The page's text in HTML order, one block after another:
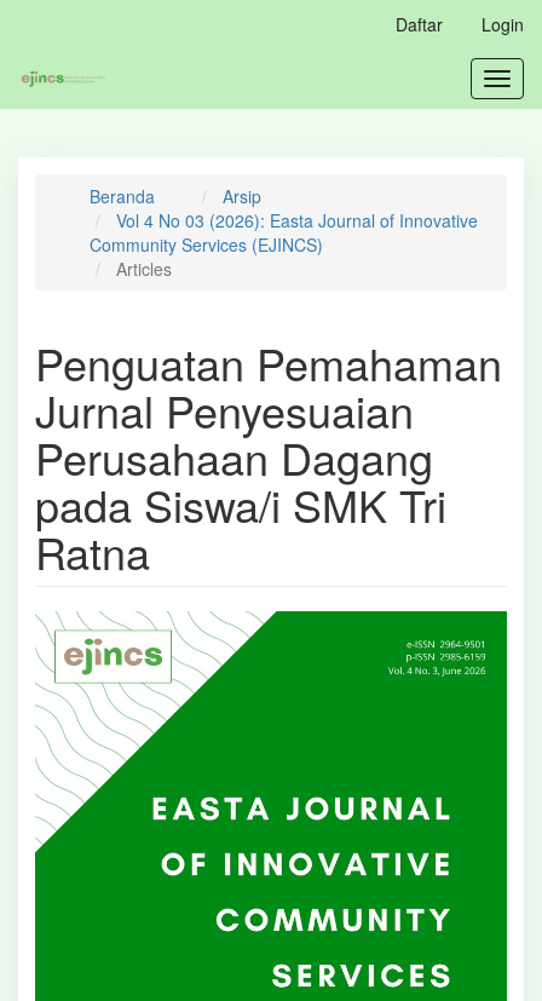
Utama
Bilah
Daftar Login
Beranda
Arsip
Vol 4 No 03 (2026): Easta Journal of Innovative
Community Services (EJINCS)
Articles
Penguatan Pemahaman
Jurnal Penyesuaian
Perusahaan Dagang
pada Siswa/i SMK Tri
Ratna
Bilah
Samping
Artikel